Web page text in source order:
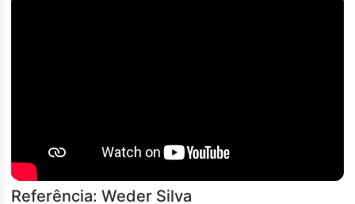
Referência: Weder Silva